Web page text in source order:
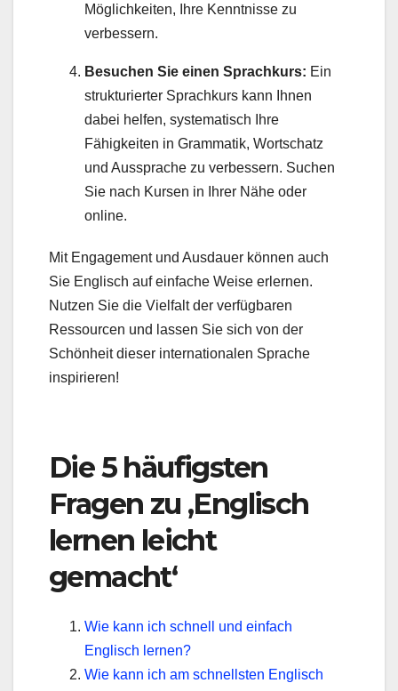
Möglichkeiten, Ihre Kenntnisse zu
verbessern.
Besuchen Sie einen Sprachkurs: Ein
strukturierter Sprachkurs kann Ihnen
dabei helfen, systematisch Ihre
Fähigkeiten in Grammatik, Wortschatz
und Aussprache zu verbessern. Suchen
Sie nach Kursen in Ihrer Nähe oder
online.
Mit Engagement und Ausdauer können auch
Sie Englisch auf einfache Weise erlernen.
Nutzen Sie die Vielfalt der verfügbaren
Ressourcen und lassen Sie sich von der
Schönheit dieser internationalen Sprache
inspirieren!
Die 5 häufigsten
Fragen zu ‚Englisch
lernen leicht
gemacht‘
Wie kann ich schnell und einfach
Englisch lernen?
Wie kann ich am schnellsten Englisch